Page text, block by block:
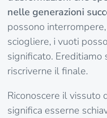
nelle generazioni
possono
sciogliere, i vuoti
significato. Ereditiamo
riscriverne il finale.
Riconoscere il vissuto
significa esserne